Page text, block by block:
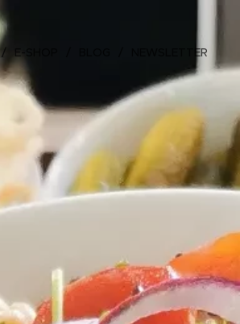
E-SHOP NEWSLETTER